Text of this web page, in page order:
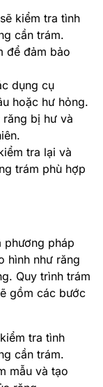
kiểm tra tình
cần trám.
để đảm bảo
dụng cụ
hoặc hư hỏng.
bị hư và
tra lại và
trám phù hợp
phương pháp
hình như răng
Quy trình trám
gồm các bước
tra tình
cần trám.
mẫu và tạo